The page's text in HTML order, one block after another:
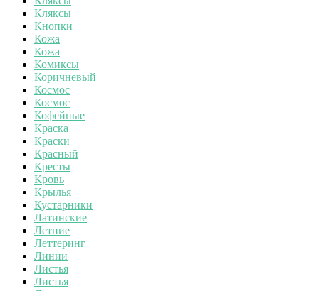
Кляксы
Кнопки
Кожа
Кожа
Комиксы
Коричневый
Космос
Космос
Кофейные
Краска
Краски
Красный
Кресты
Кровь
Крылья
Кустарники
Латинские
Летние
Леттеринг
Линии
Листья
Листья